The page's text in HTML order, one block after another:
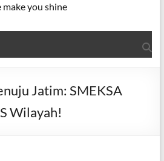
make you shine
Jatim: SMEKSA
Wilayah!